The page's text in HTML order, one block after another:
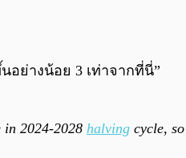
อย่างน้อย 3 เท่าจากที่นี่”
in 2024-2028 halving cycle,